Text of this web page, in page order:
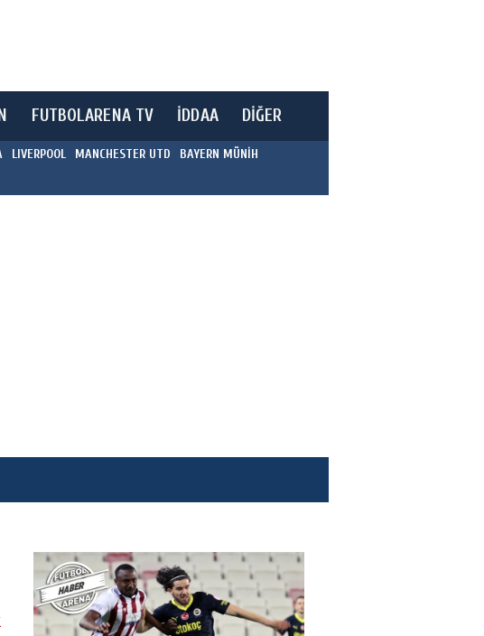
FUTBOLARENA TV İDDAA DİĞER
LIVERPOOL MANCHESTER UTD
BAYERN MÜNİH